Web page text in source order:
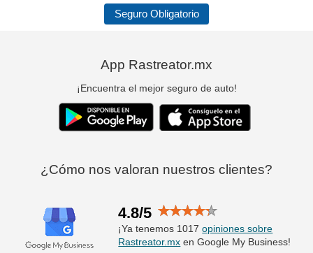
Seguro Obligatorio
App Rastreator.mx
¡Encuentra el mejor seguro de auto!
¿Cómo nos valoran nuestros clientes?
4.8/5
¡Ya tenemos 1017opiniones sobre
Rastreator.mx en Google My Business!